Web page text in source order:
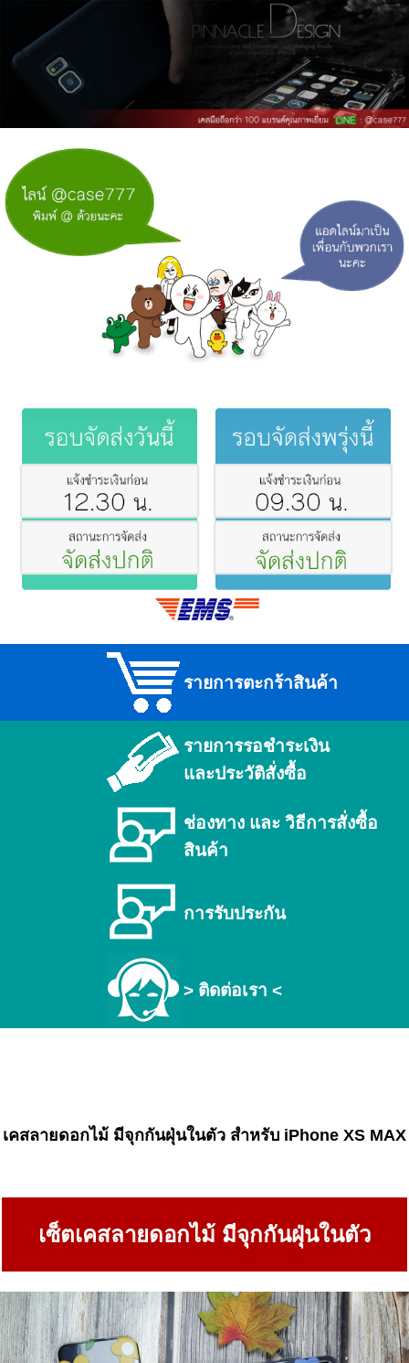
รายการตะกร้าสินค้า
รายการรอชำระเงิน
และประวัติสั่งซื้อ
ช่องทาง และ วิธีการสั่งซื้อ
สินค้า
การรับประกัน
> ติดต่อเรา <
เคสลายดอกไม้ มีจุกกันฝุ่นในตัว สำหรับ iPhone XS MAX
เซ็ตเคสลายดอกไม้ มีจุกกันฝุ่นในตัว